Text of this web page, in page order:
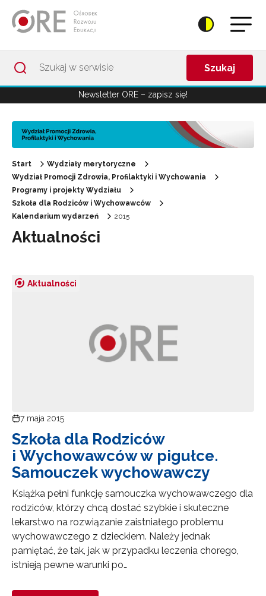
Szukaj
Newsletter ORE – zapisz się!
Start
Wydziały merytoryczne
Wydział Promocji Zdrowia, Profilaktyki i Wychowania
Programy i projekty Wydziału
Szkoła dla Rodziców i Wychowawców
Kalendarium wydarzeń
2015
Aktualności
Aktualności
7 maja 2015
Szkoła dla Rodziców
i Wychowawców w pigułce.
Samouczek wychowawczy
Książka pełni funkcję samouczka wychowawczego dla
rodziców, którzy chcą dostać szybkie i skuteczne
lekarstwo na rozwiązanie zaistniałego problemu
wychowawczego z dzieckiem. Należy jednak
pamiętać, że tak, jak w przypadku leczenia chorego,
istnieją pewne warunki po…